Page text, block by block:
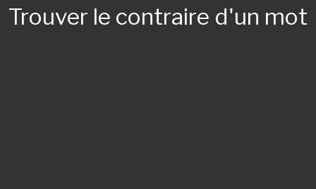
Trouver le contraire d'un mot